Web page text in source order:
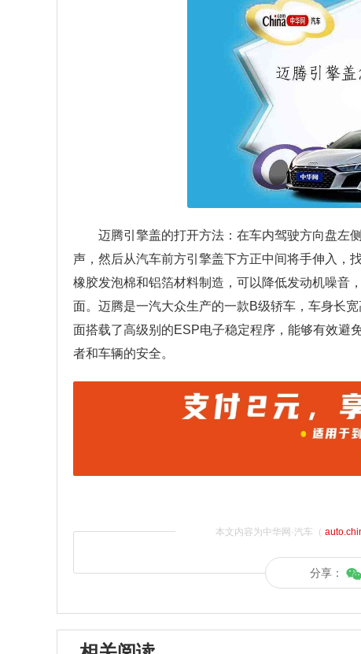
迈腾引擎盖的打开方法：在车内驾驶方向盘左
声，然后从汽车前方引擎盖下方正中间将手伸入，
橡胶发泡棉和铝箔材料制造，可以降低发动机噪音
面。迈腾是一汽大众生产的一款B级轿车，车身长
面搭载了高级别的ESP电子稳定程序，能够有效避
者和车辆的安全。
本文内容为中华网·汽车（
分享：